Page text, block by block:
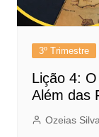
3º Trimestre
Lição 4:
Além das
Ozeias Silva